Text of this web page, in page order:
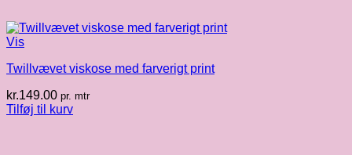
Vis
Twillvævet viskose med farverigt print
kr.149.00 pr. mtr
Tilføj til kurv